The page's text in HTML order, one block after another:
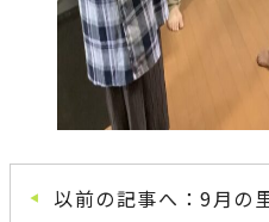
以前の記事へ：9月の